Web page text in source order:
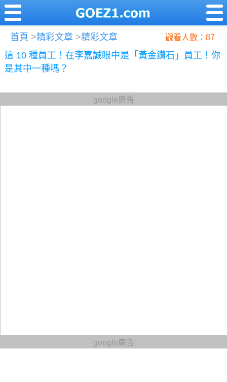
首頁 >精彩文章 >精彩文章 觀看人數：87
這 10 種員工！在李嘉誠眼中是「黃金鑽石」員工！你
是其中一種嗎？
google廣告
google廣告